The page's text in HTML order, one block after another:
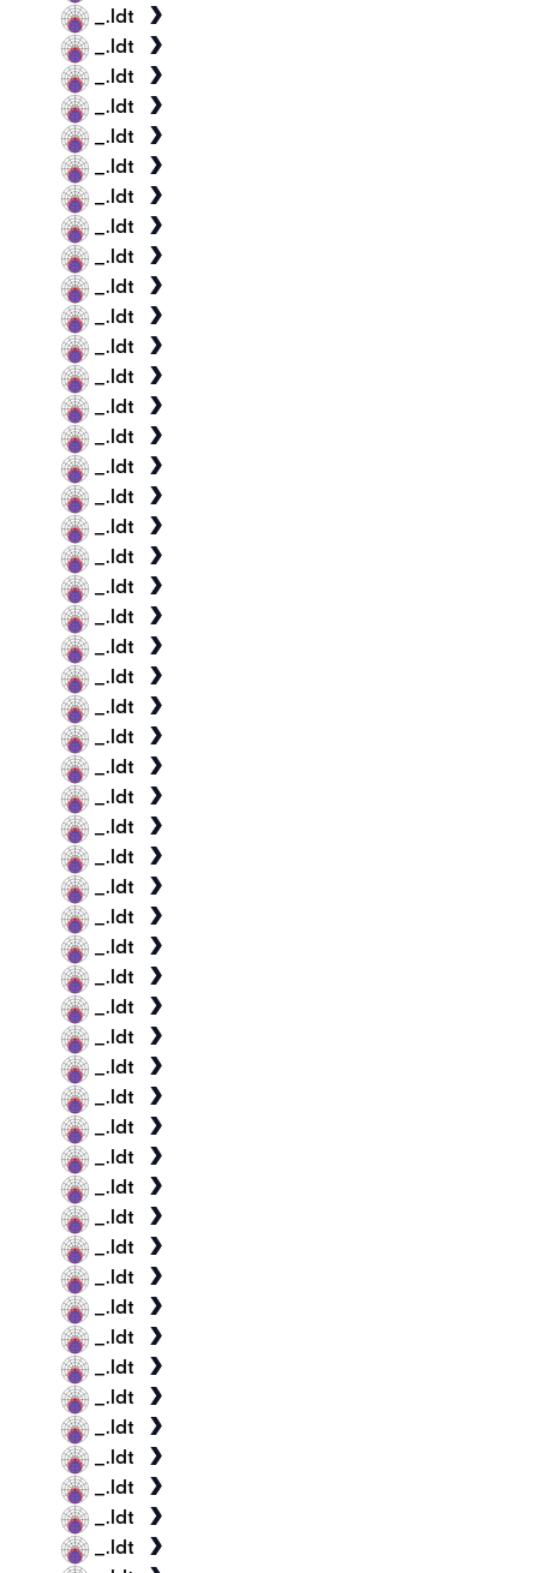
_.ldt
_.ldt
_.ldt
_.ldt
_.ldt
_.ldt
_.ldt
_.ldt
_.ldt
_.ldt
_.ldt
_.ldt
_.ldt
_.ldt
_.ldt
_.ldt
_.ldt
_.ldt
_.ldt
_.ldt
_.ldt
_.ldt
_.ldt
_.ldt
_.ldt
_.ldt
_.ldt
_.ldt
_.ldt
_.ldt
_.ldt
_.ldt
_.ldt
_.ldt
_.ldt
_.ldt
_.ldt
_.ldt
_.ldt
_.ldt
_.ldt
_.ldt
_.ldt
_.ldt
_.ldt
_.ldt
_.ldt
_.ldt
_.ldt
_.ldt
_.ldt
_.ldt